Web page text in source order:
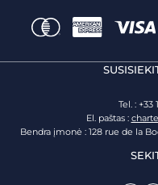
Tel. : +33
El. paštas :
Bendra įmonė : 128 rue de la